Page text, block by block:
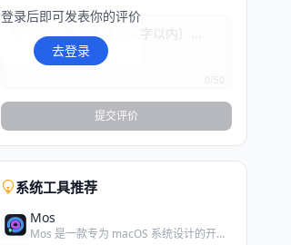
登录后即可发表你的评价
去登录
0/50
提交评价
系统工具推荐
Mos
Mos 是一款专为 macOS 系统设计的开源鼠标平滑与滚动…